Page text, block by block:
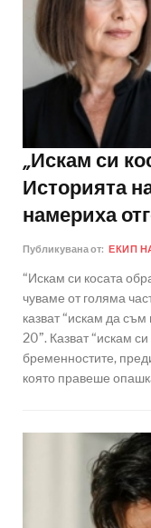
„Искам си
Историята
намериха
Публикувана от: ЕКИП
“Искам си косата
чуваме от голяма
казват “искам да
20”. Казват “искам
бременностите,
която правеше